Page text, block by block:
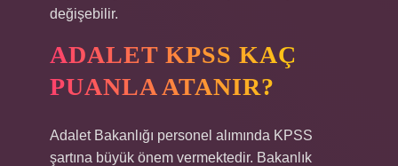
değişebilir.
ADALET KPSS KAÇ
PUANLA ATANIR?
Adalet Bakanlığı personel alımında KPSS
şartına büyük önem vermektedir. Bakanlık